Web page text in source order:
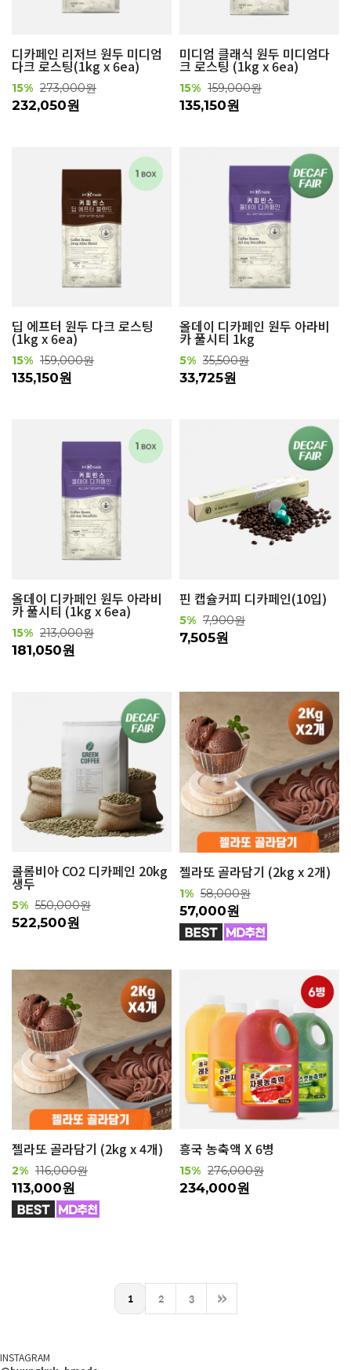
디카페인 리저브 원두 미디엄
다크 로스팅(1kg x 6ea)
15% 273,000원
232,050원
미디엄 클래식 원두 미디엄다
크 로스팅 (1kg x 6ea)
15% 159,000원
135,150원
딥 에프터 원두 다크 로스팅
(1kg x 6ea)
15% 159,000원
135,150원
올데이 디카페인 원두 아라비
카 풀시티 1kg
5% 35,500원
33,725원
올데이 디카페인 원두 아라비
카 풀시티 (1kg x 6ea)
15% 213,000원
181,050원
핀 캡슐커피 디카페인(10입)
5% 7,900원
7,505원
콜롬비아 CO2 디카페인 20kg
생두
5% 550,000원
522,500원
젤라또 골라담기 (2kg x 2개)
1% 58,000원
57,000원
젤라또 골라담기 (2kg x 4개)
2% 116,000원
113,000원
흥국 농축액 X 6병
15% 276,000원
234,000원
1 2 3 >>
INSTAGRAM